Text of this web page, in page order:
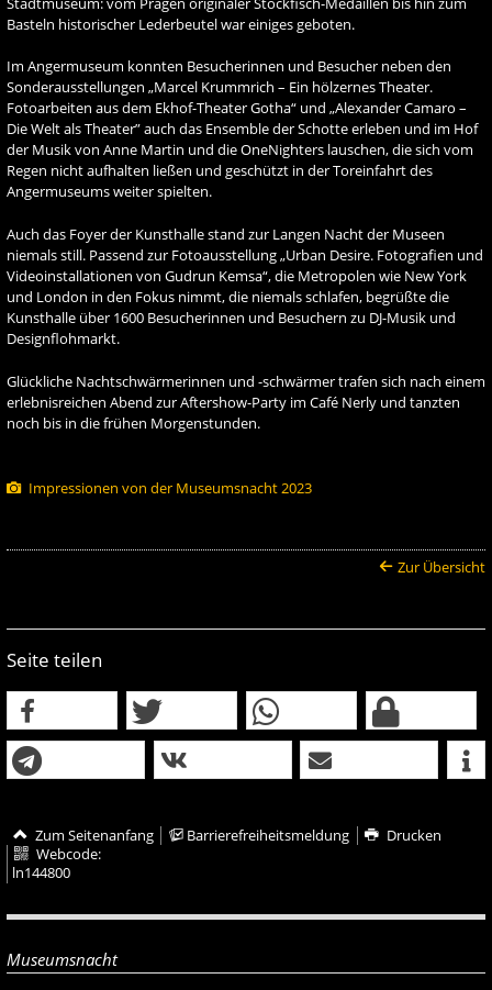
Basteln historischer Lederbeutel war einiges geboten.
Im Angermuseum konnten Besucherinnen und Besucher neben den
Sonderausstellungen „Marcel Krummrich – Ein hölzernes Theater.
Fotoarbeiten aus dem Ekhof-Theater Gotha“ und „Alexander Camaro –
Die Welt als Theater” auch das Ensemble der Schotte erleben und im Hof
der Musik von Anne Martin und die OneNighters lauschen, die sich vom
Regen nicht aufhalten ließen und geschützt in der Toreinfahrt des
Angermuseums weiter spielten.
Auch das Foyer der Kunsthalle stand zur Langen Nacht der Museen
niemals still. Passend zur Fotoausstellung „Urban Desire. Fotografien und
Videoinstallationen von Gudrun Kemsa“, die Metropolen wie New York
und London in den Fokus nimmt, die niemals schlafen, begrüßte die
Kunsthalle über 1600 Besucherinnen und Besuchern zu DJ-Musik und
Designflohmarkt.
Glückliche Nachtschwärmerinnen und -schwärmer trafen sich nach einem
erlebnisreichen Abend zur Aftershow-Party im Café Nerly und tanzten
noch bis in die frühen Morgenstunden.
Impressionen von der Museumsnacht 2023
Zur Übersicht
Seite teilen
Zum Seitenanfang Barrierefreiheitsmeldung
Drucken
Webcode:
ln144800
Museumsnacht